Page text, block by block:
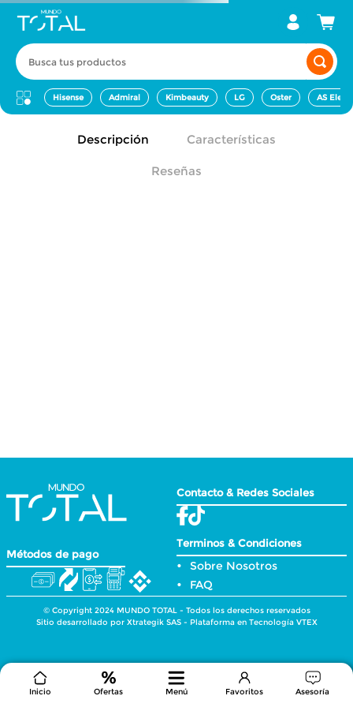
Busca tus productos
Hisense Admiral Kimbeauty LG Oster AS
Inicio Ofertas Menú Favoritos Asesoría
Descripción Características
Reseñas
Métodos de pago
Contacto & Redes Sociales
Terminos & Condiciones
Sobre Nosotros
FAQ
© Copyright 2024 MUNDO TOTAL - Todos los derechos reservados
Sitio desarrollado por Xtrategik SAS - Plataforma en Tecnología VTEX